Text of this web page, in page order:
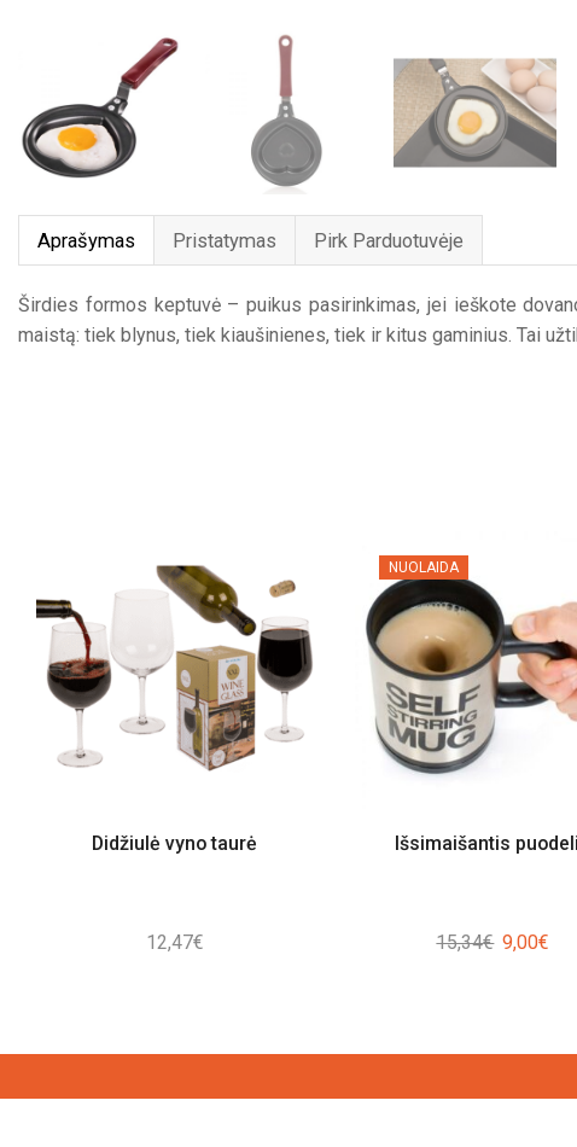
Aprašymas Pristatymas Pirk Parduotuvėje
Širdies formos keptuvė – puikus pasirinkimas, jei ieškote
maistą: tiek blynus, tiek kiaušinienes, tiek ir kitus gaminius. Tai
Didžiulė vyno taurė
12,47€
NUOLAIDA
Išsimaišantis
15,34€ Original
9,00€